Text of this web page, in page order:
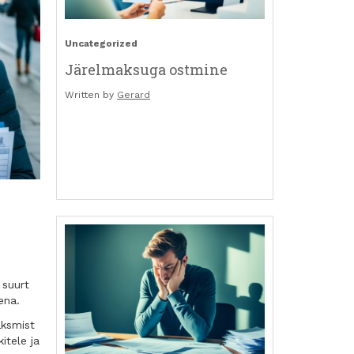
suurt
ja
Uncategorized
Järelmaksuga ostmine
Written by Gerard